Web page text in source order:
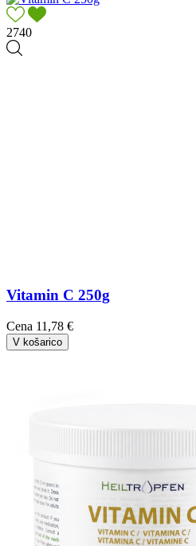
2740
Vitamin C 250g
Cena 11,78 €
V košarico